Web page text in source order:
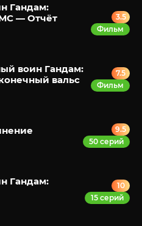
Гандам:
— Отчёт
3.5
Фильм
воин Гандам:
вальс
7.5
Фильм
9.5
50 серий
Гандам:
10
15 серий